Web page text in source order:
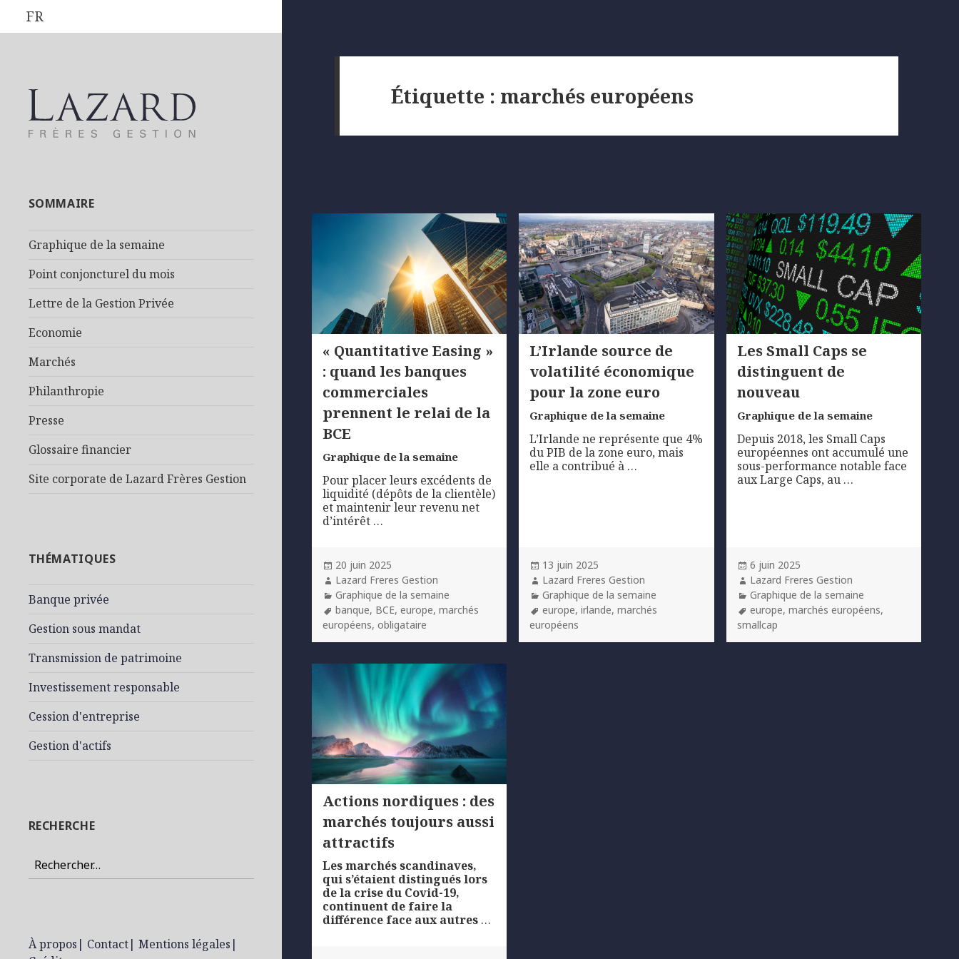
FR
SOMMAIRE
Graphique de la semaine
Point conjoncturel du mois
Lettre de la Gestion Privée
Economie
Marchés
Philanthropie
Presse
Glossaire financier
Site corporate de Lazard Frères Gestion
THÉMATIQUES
Banque privée
Gestion sous mandat
Transmission de patrimoine
Investissement responsable
Cession d'entreprise
Gestion d'actifs
RECHERCHE
Rechercher :
À propos | Contact| Mentions légales |
Étiquette : marchés européens
« Quantitative Easing »
: quand les banques
commerciales
prennent le relai de la
BCE
Graphique de la semaine
Pour placer leurs excédents de
liquidité (dépôts de la clientèle)
et maintenir leur revenu net
d’intérêt …
Posted
on
20 juin 2025
Author
Lazard Freres Gestion
Categories
Graphique de la semaine
Tags
banque, BCE,europe,marchés
européens,obligataire
L’Irlande source de
volatilité économique
pour la zone euro
Graphique de la semaine
L’Irlande ne représente que 4%
du PIB de la zone euro, mais
elle a contribué à …
Posted
on
13 juin 2025
Author
Lazard Freres Gestion
Categories
Graphique de la semaine
Tags
europe,irlande,marchés
européens
Les Small Caps se
distinguent de
nouveau
Graphique de la semaine
Depuis 2018, les Small Caps
européennes ont accumulé une
sous-performance notable face
aux Large Caps, au …
Posted
on
6 juin 2025
Author
Lazard Freres Gestion
Categories
Graphique de la semaine
Tags
europe, marchés européens,
smallcap
Actions nordiques : des
marchés toujours aussi
attractifs
Les marchés scandinaves,
qui s’étaient distingués lors
de la crise du Covid-19,
continuent de faire la
différence face aux autres …